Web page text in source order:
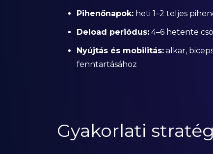
Pihenőnapok:heti 1–2 teljes
Deload periódus:4–6 hetente
Nyújtás és mobilitás:alkar,
fenntartásához
Gyakorlati